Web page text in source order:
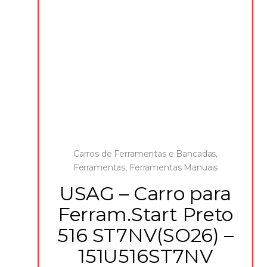
Carros de Ferramentas e Bancadas,
Ferramentas, Ferramentas Manuais
USAG – Carro para
Ferram.Start Preto
516 ST7NV(SO26) –
151U516ST7NV